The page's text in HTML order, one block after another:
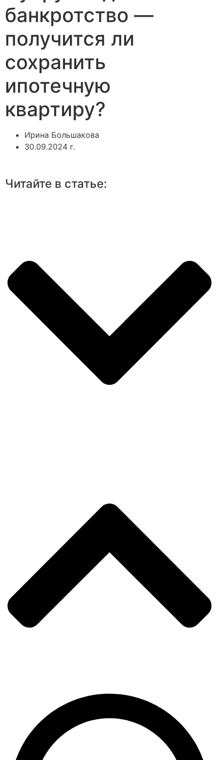
банкротство —
получится ли
сохранить
ипотечную
квартиру?
Ирина Большакова
30.09.2024 г.
Читайте в статье: